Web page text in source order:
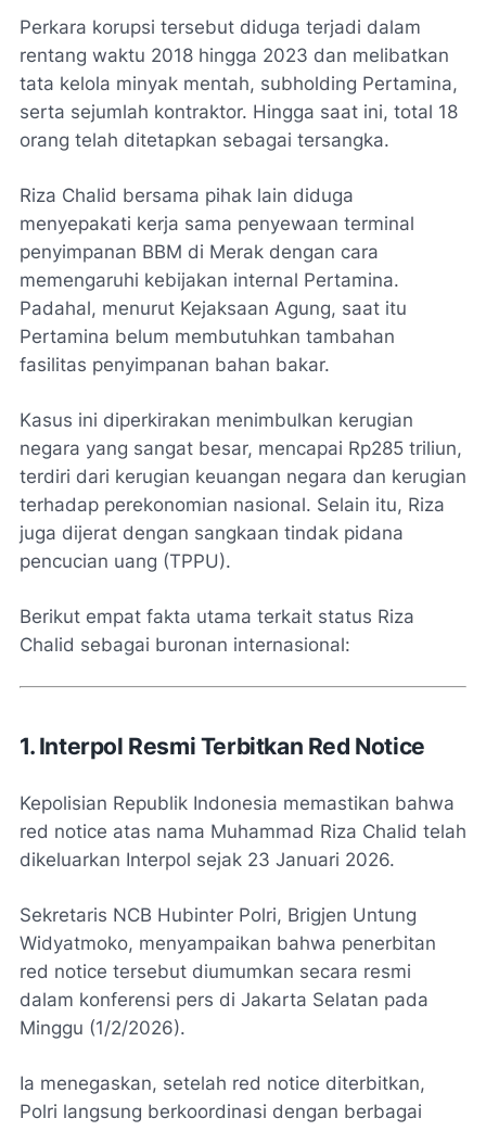
Perkara korupsi tersebut diduga terjadi dalam
rentang waktu 2018 hingga 2023 dan melibatkan
tata kelola minyak mentah, subholding Pertamina,
serta sejumlah kontraktor. Hingga saat ini, total 18
orang telah ditetapkan sebagai tersangka.
Riza Chalid bersama pihak lain diduga
menyepakati kerja sama penyewaan terminal
penyimpanan BBM di Merak dengan cara
memengaruhi kebijakan internal Pertamina.
Padahal, menurut Kejaksaan Agung, saat itu
Pertamina belum membutuhkan tambahan
fasilitas penyimpanan bahan bakar.
Kasus ini diperkirakan menimbulkan kerugian
negara yang sangat besar, mencapai Rp285 triliun,
terdiri dari kerugian keuangan negara dan kerugian
terhadap perekonomian nasional. Selain itu, Riza
juga dijerat dengan sangkaan tindak pidana
pencucian uang (TPPU).
Berikut empat fakta utama terkait status Riza
Chalid sebagai buronan internasional:
1. Interpol Resmi Terbitkan Red Notice
Kepolisian Republik Indonesia memastikan bahwa
red notice atas nama Muhammad Riza Chalid telah
dikeluarkan Interpol sejak 23 Januari 2026.
Sekretaris NCB Hubinter Polri, Brigjen Untung
Widyatmoko, menyampaikan bahwa penerbitan
red notice tersebut diumumkan secara resmi
dalam konferensi pers di Jakarta Selatan pada
Minggu (1/2/2026).
Ia menegaskan, setelah red notice diterbitkan,
Polri langsung berkoordinasi dengan berbagai